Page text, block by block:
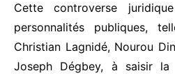
Cette controverse
personnalités publiques,
Christian Lagnidé, Nourou
Joseph Dégbey, à saisir la